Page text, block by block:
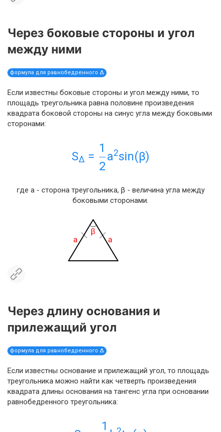
Через боковые стороны и угол
между ними
формула для равнобедренного Δ
Если известны боковые стороны и угол между ними, то
площадь треугольника равна половине произведения
квадрата боковой стороны на синус угла между боковыми
сторонами:
SΔ =
1
2
a2sin(β)
где a - сторона треугольника, β - величина угла между
боковыми сторонами.
Через длину основания и
прилежащий угол
формула для равнобедренного Δ
Если известны основание и прилежащий угол, то площадь
треугольника можно найти как четверть произведения
квадрата длины основания на тангенс угла при основании
равнобедренного треугольника:
1